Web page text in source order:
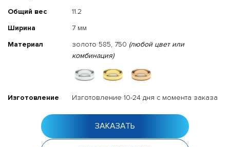
Общий вес
11.2
Ширина
7 мм
Материал
золото 585, 750 (любой цвет или
комбинация)
Изготовление Изготовление 10-24 дня с момента заказа
ЗАКАЗАТЬ